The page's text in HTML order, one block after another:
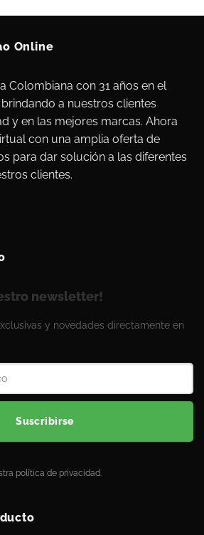
Online
Colombiana con 31 años en el
a nuestros clientes
y en las mejores marcas. Ahora
con una amplia oferta de
para dar solución a las diferentes
clientes.
newsletter!
y novedades directamente en
Suscribirse
política de privacidad.